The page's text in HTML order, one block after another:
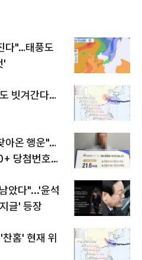
다"…태풍도
'
빗겨간다…
아온 행운"…
당첨번호조
았다"...'윤석
글' 등장
홈' 현재 위